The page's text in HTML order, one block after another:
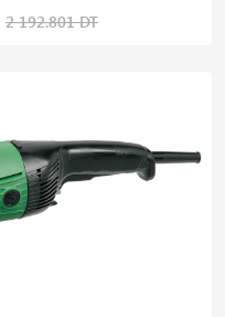
2 192.801 DT